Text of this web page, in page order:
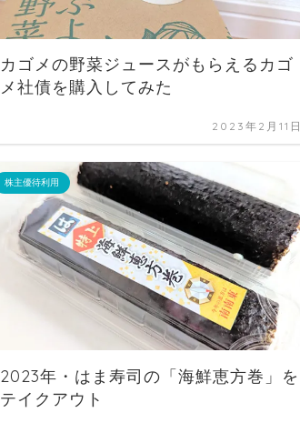
カゴメの野菜ジュースがもらえるカゴ
メ社債を購入してみた
2023年2月11日
株主優待利用
2023年・はま寿司の「海鮮恵方巻」を
テイクアウト